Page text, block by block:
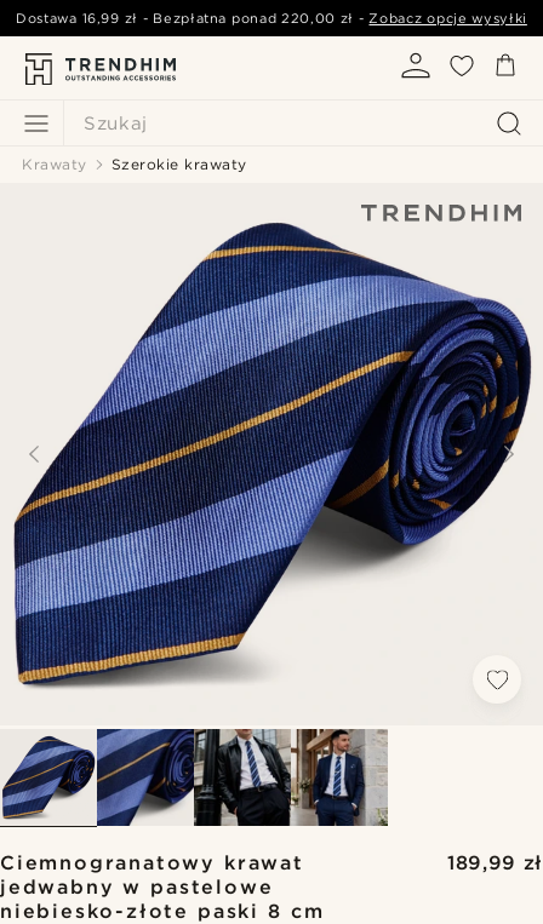
Szukaj
Dostawa 16,99 zł - Bezpłatna ponad220,00 zł -Zobacz opcje wysyłki
Krawaty Szerokie krawaty
Ciemnogranatowy krawat
jedwabny w pastelowe
niebiesko-złote paski 8 cm
189,99 zł